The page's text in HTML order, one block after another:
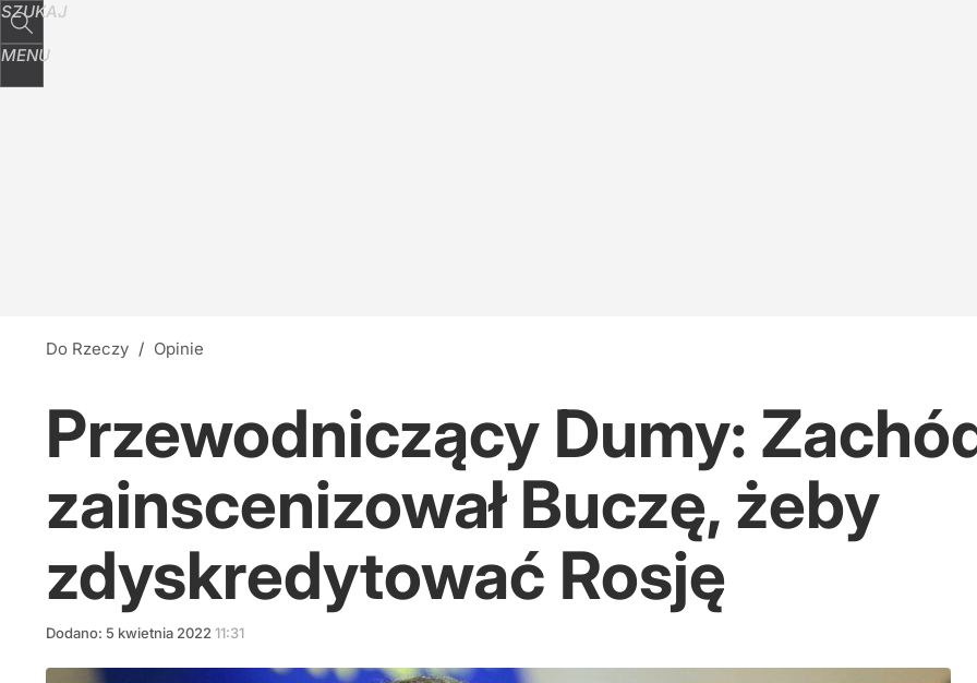
SZUKAJ
MENU
Do Rzeczy / Opinie
Przewodniczący Dumy:
zainscenizował Buczę, żeby
zdyskredytować Rosję
Dodano: 5 kwietnia 2022 11:31